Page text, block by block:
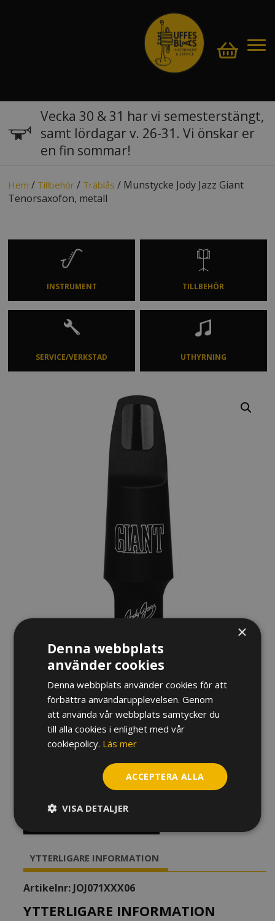
Vecka 30 & 31 har vi semesterstängt,
samt lördagar v. 26-31. Vi önskar er
en fin sommar!
Hem / Tillbehör / Träblås / Munstycke Jody Jazz Giant
Tenorsaxofon, metall
INSTRUMENT TILLBEHÖR
SERVICE/VERKSTAD UTHYRNING
MUNSTYCKE JODY JAZZ GIANT
TENORSAXOFON, METALL
3 950 kr
Variant
Tenorsaxofon,
mängd
YTTERLIGARE INFORMATION
Artikelnr: JOJ071XXX06
YTTERLIGARE INFORMATION
×
Denna webbplats
använder cookies
Denna webbplats använder cookies för att
förbättra användarupplevelsen. Genom
att använda vår webbplats samtycker du
till alla cookies i enlighet med vår
cookiepolicy. Läs mer
ACCEPTERA ALLA
VISA DETALJER